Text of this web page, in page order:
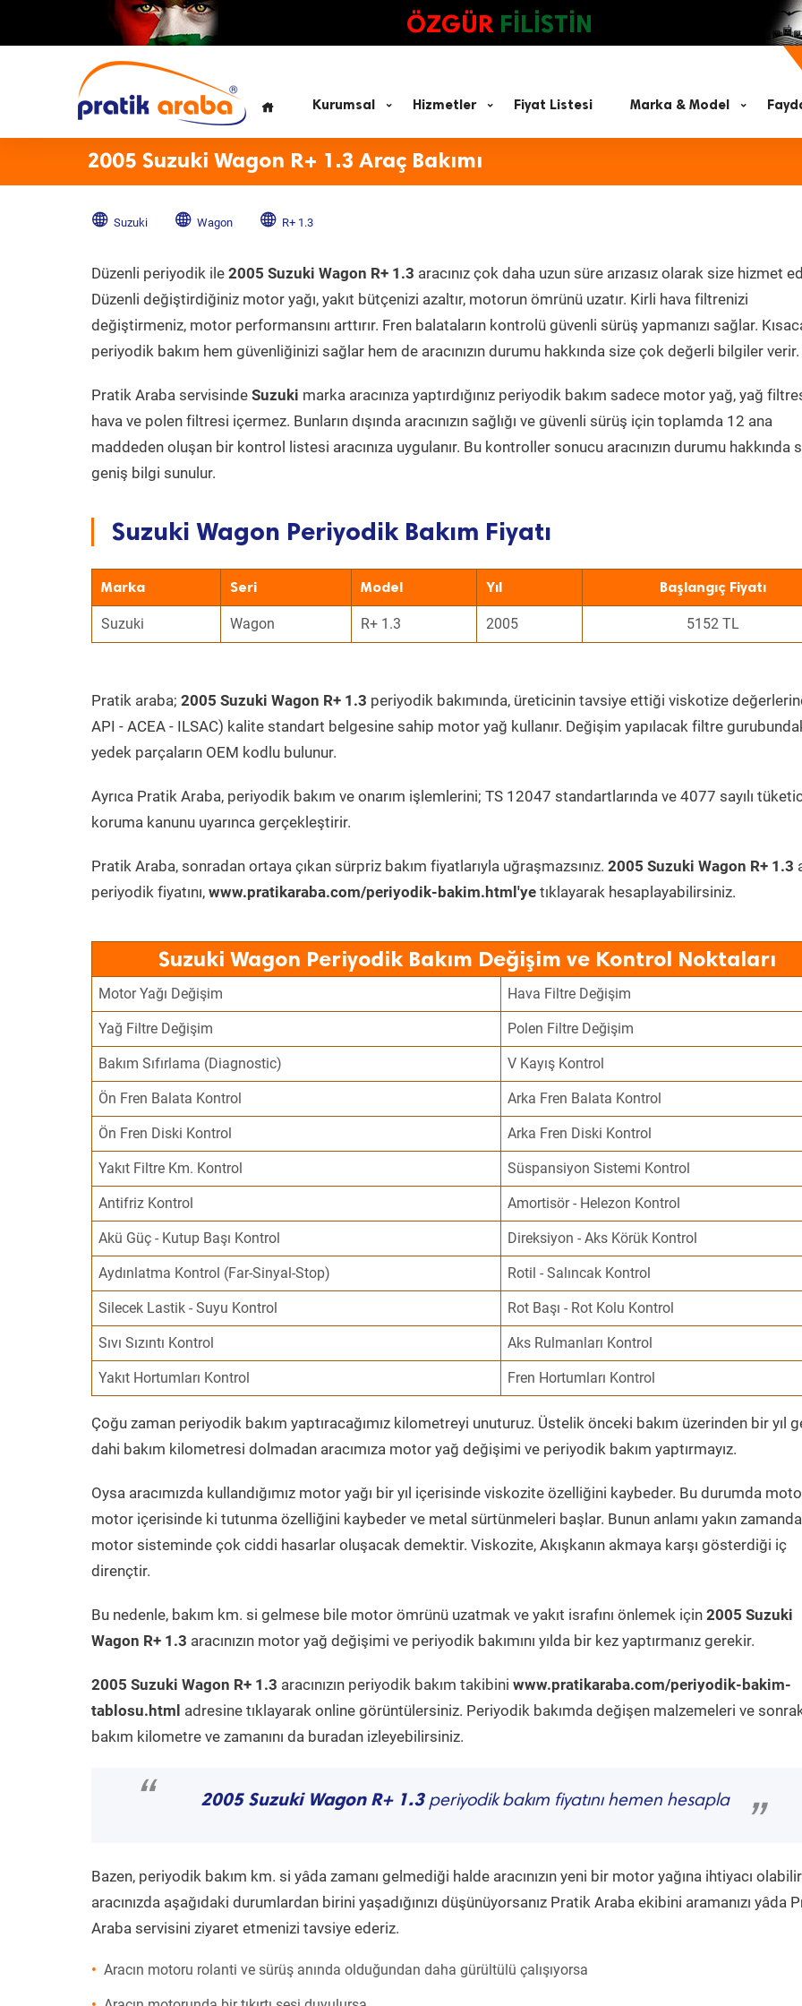
ÖZGÜR FİLİSTİN
Kurumsal Hizmetler Fiyat Listesi Marka & Model
2005 Suzuki Wagon R+ 1.3 Araç Bakımı
Suzuki Wagon R+ 1.3
Düzenli periyodik ile 2005 Suzuki Wagon R+ 1.3 aracınız çok daha uzun süre arızasız olarak size hizmet
Düzenli değiştirdiğiniz motor yağı, yakıt bütçenizi azaltır, motorun ömrünü uzatır. Kirli hava filtrenizi
değiştirmeniz, motor performansını arttırır. Fren balataların kontrolü güvenli sürüş yapmanızı sağlar.
periyodik bakım hem güvenliğinizi sağlar hem de aracınızın durumu hakkında size çok değerli bilgiler verir.
Pratik Araba servisinde Suzuki marka aracınıza yaptırdığınız periyodik bakım sadece motor yağ, yağ
hava ve polen filtresi içermez. Bunların dışında aracınızın sağlığı ve güvenli sürüş için toplamda 12 ana
maddeden oluşan bir kontrol listesi aracınıza uygulanır. Bu kontroller sonucu aracınızın durumu hakkında
geniş bilgi sunulur.
Suzuki Wagon Periyodik Bakım Fiyatı
Marka Seri Model Yıl Başlangıç Fiyatı
Suzuki Wagon R+ 1.3 2005 5152 TL
Pratik araba; 2005 Suzuki Wagon R+ 1.3 periyodik bakımında, üreticinin tavsiye ettiği viskotize
API - ACEA - ILSAC) kalite standart belgesine sahip motor yağ kullanır. Değişim yapılacak filtre
yedek parçaların OEM kodlu bulunur.
Ayrıca Pratik Araba, periyodik bakım ve onarım işlemlerini; TS 12047 standartlarında ve 4077 sayılı
koruma kanunu uyarınca gerçekleştirir.
Pratik Araba, sonradan ortaya çıkan sürpriz bakım fiyatlarıyla uğraşmazsınız. 2005 Suzuki Wagon R+ 1.3
periyodik fiyatını, www.pratikaraba.com/periyodik-bakim.html'ye tıklayarak hesaplayabilirsiniz.
Suzuki Wagon Periyodik Bakım Değişim ve Kontrol Noktaları
Motor Yağı Değişim Hava Filtre Değişim
Yağ Filtre Değişim Polen Filtre Değişim
Bakım Sıfırlama (Diagnostic) V Kayış Kontrol
Ön Fren Balata Kontrol Arka Fren Balata Kontrol
Ön Fren Diski Kontrol Arka Fren Diski Kontrol
Yakıt Filtre Km. Kontrol Süspansiyon Sistemi Kontrol
Antifriz Kontrol Amortisör - Helezon Kontrol
Akü Güç - Kutup Başı Kontrol Direksiyon - Aks Körük Kontrol
Aydınlatma Kontrol (Far-Sinyal-Stop) Rotil - Salıncak Kontrol
Silecek Lastik - Suyu Kontrol Rot Başı - Rot Kolu Kontrol
Sıvı Sızıntı Kontrol Aks Rulmanları Kontrol
Yakıt Hortumları Kontrol Fren Hortumları Kontrol
Çoğu zaman periyodik bakım yaptıracağımız kilometreyi unuturuz. Üstelik önceki bakım üzerinden bir yıl
dahi bakım kilometresi dolmadan aracımıza motor yağ değişimi ve periyodik bakım yaptırmayız.
Oysa aracımızda kullandığımız motor yağı bir yıl içerisinde viskozite özelliğini kaybeder. Bu durumda
motor içerisinde ki tutunma özelliğini kaybeder ve metal sürtünmeleri başlar. Bunun anlamı yakın zamanda
motor sisteminde çok ciddi hasarlar oluşacak demektir. Viskozite, Akışkanın akmaya karşı gösterdiği iç
dirençtir.
Bu nedenle, bakım km. si gelmese bile motor ömrünü uzatmak ve yakıt israfını önlemek için 2005 Suzuki
Wagon R+ 1.3 aracınızın motor yağ değişimi ve periyodik bakımını yılda bir kez yaptırmanız gerekir.
2005 Suzuki Wagon R+ 1.3 aracınızın periyodik bakım takibini www.pratikaraba.com/periyodik-bakim-
tablosu.html adresine tıklayarak online görüntülersiniz. Periyodik bakımda değişen malzemeleri ve
bakım kilometre ve zamanını da buradan izleyebilirsiniz.
“ 2005 Suzuki Wagon R+ 1.3periyodik bakım fiyatını hemen hesapla
”
Bazen, periyodik bakım km. si yâda zamanı gelmediği halde aracınızın yeni bir motor yağına ihtiyacı
aracınızda aşağıdaki durumlardan birini yaşadığınızı düşünüyorsanız Pratik Araba ekibini aramanızı yâda
Araba servisini ziyaret etmenizi tavsiye ederiz.
Aracın motoru rolanti ve sürüş anında olduğundan daha gürültülü çalışıyorsa